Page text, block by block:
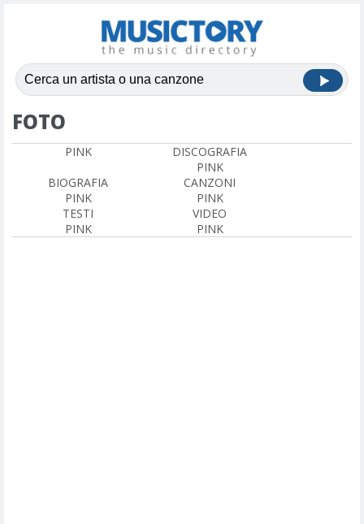
FOTO
PINK
DISCOGRAFIA
PINK
BIOGRAFIA
PINK
CANZONI
PINK
TESTI
PINK
VIDEO
PINK